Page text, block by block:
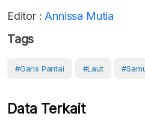
Editor : Annissa Mutia
Tags
#Garis Pantai #Laut
Data Terkait